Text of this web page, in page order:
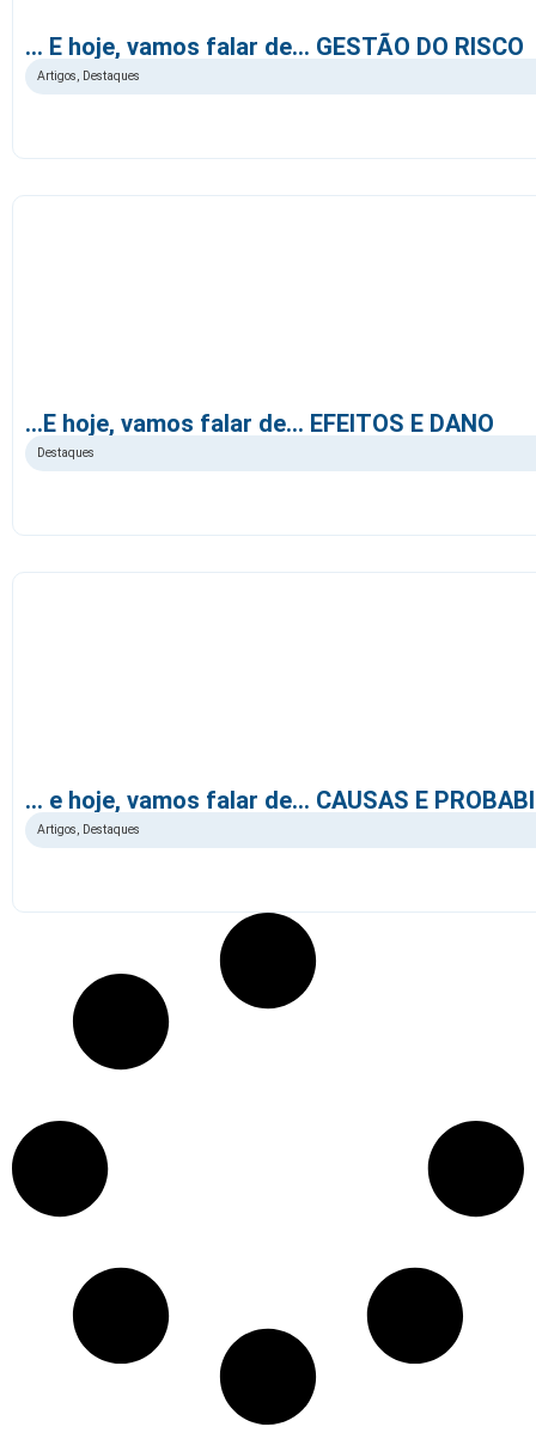
… E hoje, vamos falar de… GESTÃO DO RISCO
Artigos, Destaques
…E hoje, vamos falar de… EFEITOS E DANO
Destaques
… e hoje, vamos falar de… CAUSAS E
Artigos, Destaques